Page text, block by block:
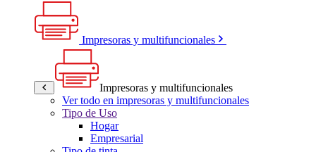
Impresoras y multifuncionales
Impresoras y multifuncionales
Ver todo en impresoras y multifuncionales
Tipo de Uso
Hogar
Empresarial